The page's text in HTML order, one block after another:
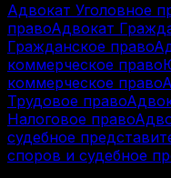
Адвокат Уголовное
правоАдвокат
Гражданское право
коммерческое право
коммерческое право
Трудовое право
Налоговое право
судебное
споров и судебное